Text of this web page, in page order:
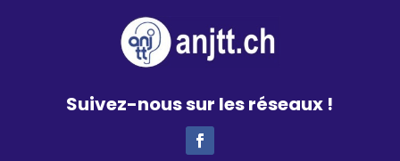
Suivez-nous sur les réseaux !